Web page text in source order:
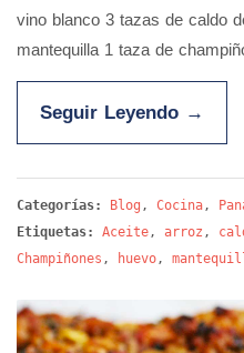
vino blanco 3 tazas de caldo
mantequilla 1 taza de
Seguir Leyendo →
Categorías: Blog , Cocina,
Etiquetas:
Aceite, arroz ,
Champiñones , huevo,